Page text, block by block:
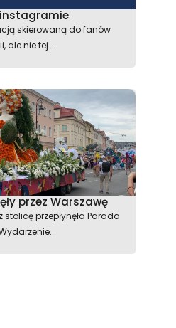
skierowaną do fanów
ale nie tej...
przez Warszawę
stolicę przepłynęła Parada